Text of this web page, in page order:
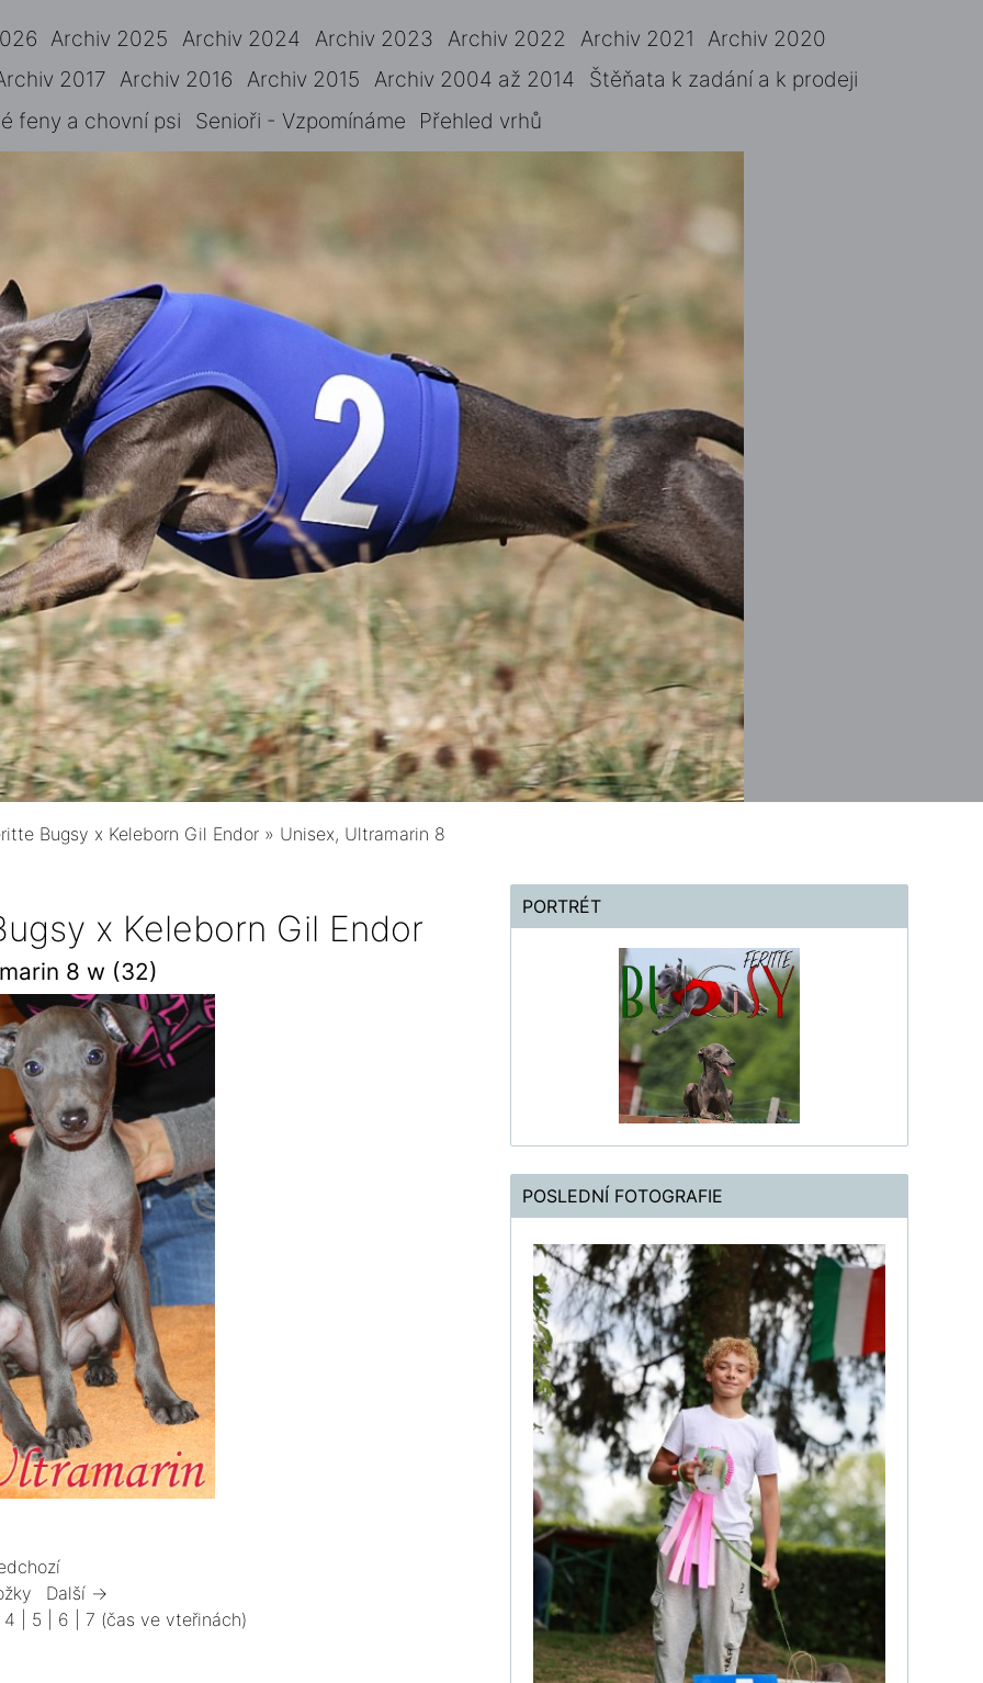
Archiv 2025 Archiv 2024 Archiv 2023 Archiv 2022 Archiv 2021
Archiv 2020
2017 Archiv 2016 Archiv 2015 Archiv 2004 až 2014
Štěňata k zadání a k prodeji
feny a chovní psi
Senioři - Vzpomínáme Přehled vrhů
Bugsy x Keleborn Gil Endor » Unisex, Ultramarin 8
x Keleborn Gil Endor
8 w (32)
Další →
4 5 6 7 (čas ve vteřinách)
PORTRÉT
POSLEDNÍ FOTOGRAFIE